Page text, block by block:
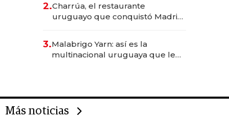
millones
2.Charrúa, el restaurante
uruguayo que conquistó Madrid:
anticipación y prepara apertura
3.Malabrigo Yarn: así es la
multinacional uruguaya que le
Más noticias